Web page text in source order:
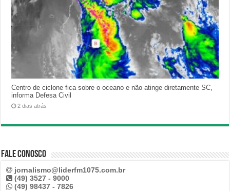
Centro de ciclone fica sobre o oceano e não atinge diretamente SC,
informa Defesa Civil
2 dias atrás
Fale Conosco
jornalismo@liderfm1075.com.br
(49) 3527 - 9000
(49) 98437 - 7826